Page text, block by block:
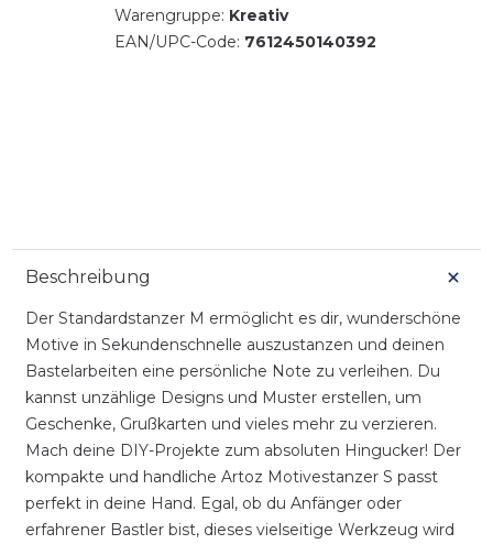
Warengruppe: Kreativ
EAN/UPC-Code: 7612450140392
Beschreibung
Der Standardstanzer M ermöglicht es dir, wunderschöne
Motive in Sekundenschnelle auszustanzen und deinen
Bastelarbeiten eine persönliche Note zu verleihen. Du
kannst unzählige Designs und Muster erstellen, um
Geschenke, Grußkarten und vieles mehr zu verzieren.
Mach deine DIY-Projekte zum absoluten Hingucker! Der
kompakte und handliche Artoz Motivestanzer S passt
perfekt in deine Hand. Egal, ob du Anfänger oder
erfahrener Bastler bist, dieses vielseitige Werkzeug wird